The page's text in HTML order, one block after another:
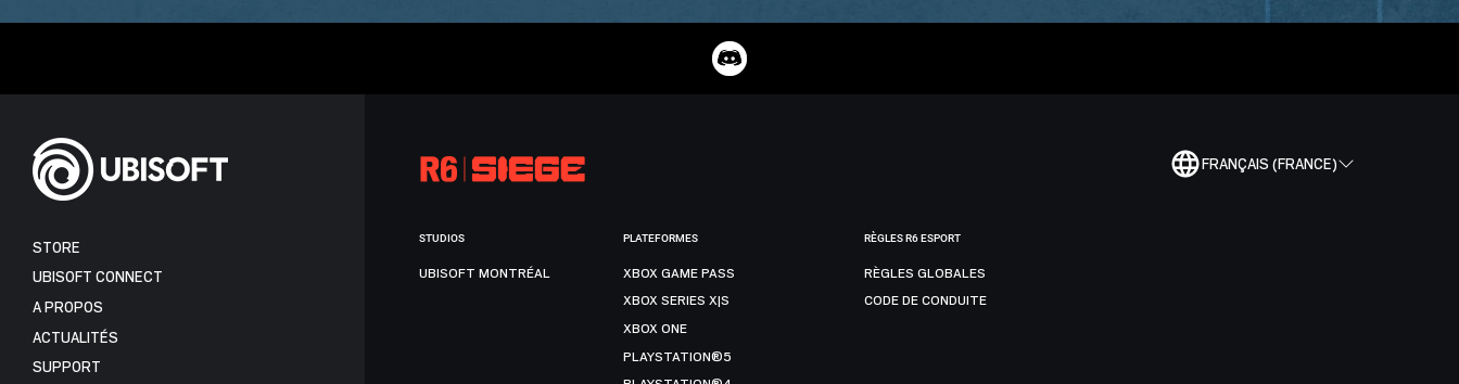
FRANÇAIS (FRANCE)
STORE
UBISOFT CONNECT
A PROPOS
ACTUALITÉS
SUPPORT
STUDIOS
UBISOFT MONTRÉAL
PLATEFORMES
XBOX GAME PASS
XBOX SERIES X|S
XBOX ONE
PLAYSTATION®5
RÈGLES R6 ESPORT
RÈGLES GLOBALES
CODE DE CONDUITE